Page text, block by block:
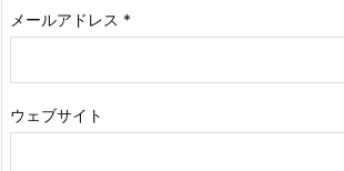
メールアドレス *
ウェブサイト